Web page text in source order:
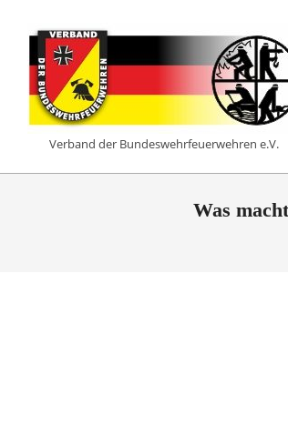
content
VERBAND
DER
Verband der Bundeswehrfeuerwehren e.V.
Was